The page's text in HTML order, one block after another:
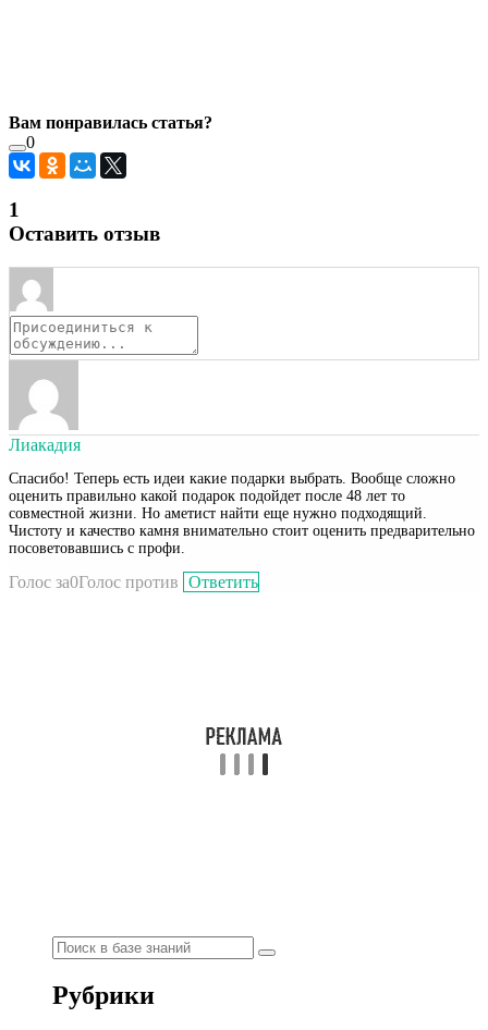
Вам понравилась статья?
0
1
Оставить отзыв
Лиакадия
Спасибо! Теперь есть идеи какие подарки выбрать. Вообще сложно
оценить правильно какой подарок подойдет после 48 лет то
совместной жизни. Но аметист найти еще нужно подходящий.
Чистоту и качество камня внимательно стоит оценить предварительно
посоветовавшись с профи.
Голос за0Голос против Ответить
Рубрики